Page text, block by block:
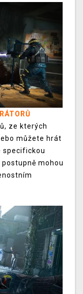
ze kterých
můžete hrát
specifickou
mohou